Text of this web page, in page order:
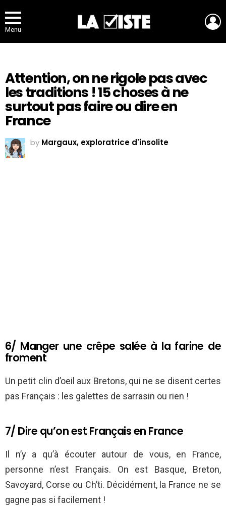
Menu
Attention, on ne rigole pas avec
les traditions ! 15 choses à ne
surtout pas faire ou dire en
France
by Margaux, exploratrice d'insolite
6/ Manger une crêpe salée à la farine de
froment
Un petit clin d’oeil aux Bretons, qui ne se disent certes
pas Français : les galettes de sarrasin ou rien !
7/ Dire qu’on est Français en France
Il n’y a qu’à écouter autour de vous, en France,
personne n’est Français. On est Basque, Breton,
Savoyard, Corse ou Ch’ti. Décidément, la France ne se
gagne pas si facilement !